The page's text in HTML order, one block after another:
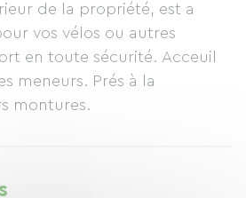
do lugar diante de uma
de la propriété, est a
vos vélos ou autres
en toute sécurité. Acceuil
meneurs. Prés à la
montures.